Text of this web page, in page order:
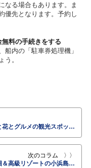
なる場合もあります。ま
優先となります。予約し
料の手続きをする
内の「駐車券処理機」
う。
淡路島へドライブ－海が見える素敵カフェと花とグルメの観光スポット＆その先の鳴門へ－ぜひ見たい！うず潮・唯一無二の有名美術館も
次のコラム
【小浜島－ちゅらさんの島へ】サトウキビ畑＆高級リゾートの小浜島をドライブ！レンタカーorレンタルバイクで訪れたい爽快ドライブ観光スポット